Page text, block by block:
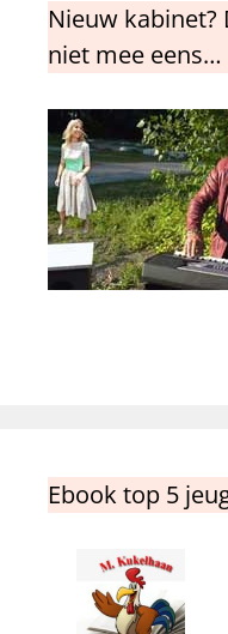
Nieuw kabinet?
niet mee eens…
Ebook top 5